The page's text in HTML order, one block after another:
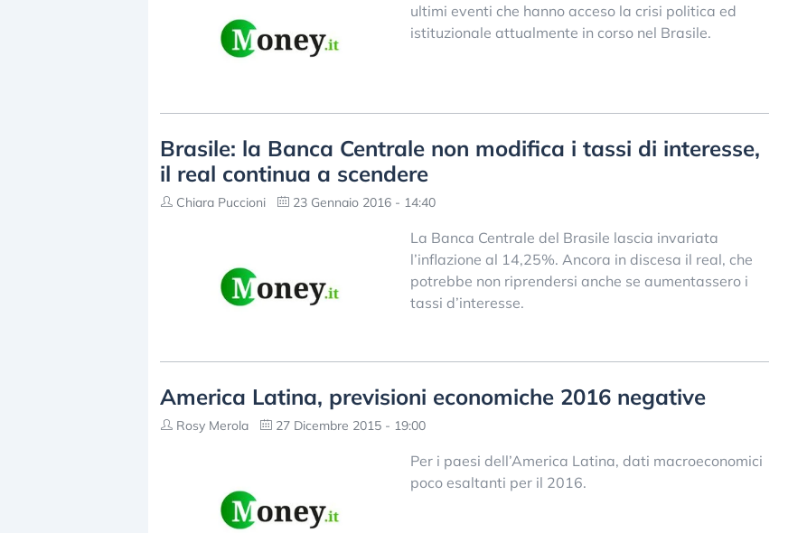
ultimi eventi che hanno acceso la crisi politica ed
istituzionale attualmente in corso nel Brasile.
Brasile: la Banca Centrale non modifica i tassi di interesse,
il real continua a scendere
Chiara Puccioni 23 Gennaio 2016 - 14:40
La Banca Centrale del Brasile lascia invariata
l’inflazione al 14,25%. Ancora in discesa il real, che
potrebbe non riprendersi anche se aumentassero i
tassi d’interesse.
America Latina, previsioni economiche 2016 negative
Rosy Merola 27 Dicembre 2015 - 19:00
Per i paesi dell’America Latina, dati macroeconomici
poco esaltanti per il 2016.